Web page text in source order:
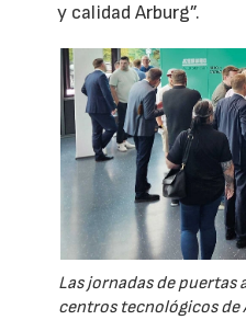
y calidad Arburg”.
Las jornadas de puertas
centros tecnológicos de